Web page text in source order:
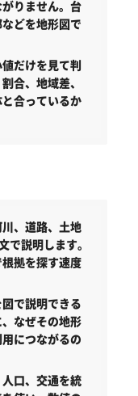
りません。台
どを地形図で
だけを見て判
合、地域差、
合っているか
、道路、土地
で説明します。
拠を探す速度
で説明できる
なぜその地形
につながるの
口、交通を統